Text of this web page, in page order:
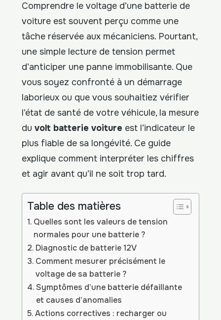
Comprendre le voltage d’une batterie de
voiture est souvent perçu comme une
tâche réservée aux mécaniciens. Pourtant,
une simple lecture de tension permet
d’anticiper une panne immobilisante. Que
vous soyez confronté à un démarrage
laborieux ou que vous souhaitiez vérifier
l’état de santé de votre véhicule, la mesure
du volt batterie voiture est l’indicateur le
plus fiable de sa longévité. Ce guide
explique comment interpréter les chiffres
et agir avant qu’il ne soit trop tard.
Table des matières
Quelles sont les valeurs de tension
normales pour une batterie ?
Diagnostic de batterie 12V
Comment mesurer précisément le
voltage de sa batterie ?
Symptômes d’une batterie défaillante
et causes d’anomalies
Actions correctives : recharger ou